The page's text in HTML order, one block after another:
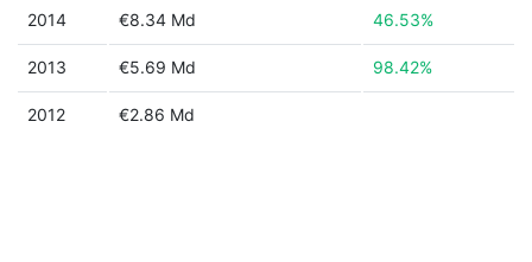
2014 €8.34 Md 46.53%
2013 €5.69 Md 98.42%
2012 €2.86 Md